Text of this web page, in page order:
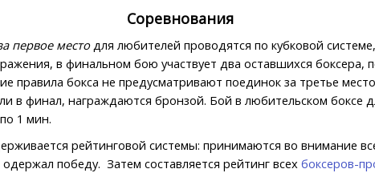
Соревнования
первое местодля любителей проводятся по кубковой
в финальном бою участвует два оставшихся боксера,
правила бокса не предусматривают поединок за третье
в финал, награждаются бронзой. Бой в любительском боксе
1 мин.
рейтинговой системы: принимаются во внимание
победу. Затем составляется рейтинг всех боксеров-